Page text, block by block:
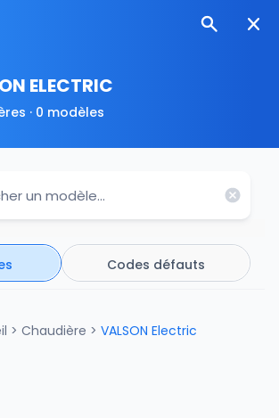
ELECTRIC
· 0 modèles
Codes défauts
> Chaudière > VALSON Electric